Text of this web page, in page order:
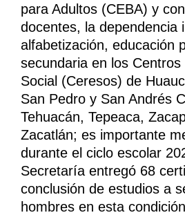
para Adultos (CEBA) y
docentes, la dependencia
alfabetización, educación
secundaria en los
Social (Ceresos) de
San Pedro y San Andrés
Tehuacán, Tepeaca,
Zacatlán; es importante
durante el ciclo escolar
Secretaría entregó 68
conclusión de estudios a
hombres en esta